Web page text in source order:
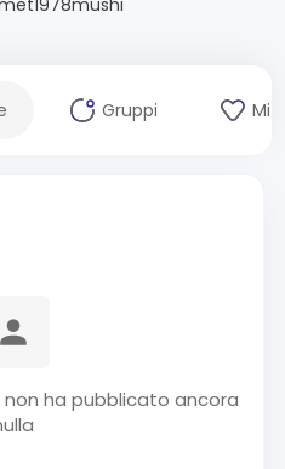
Gruppi Mi
ha pubblicato ancora